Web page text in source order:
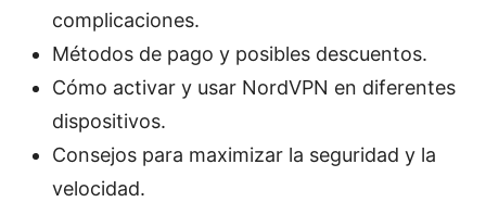
complicaciones.
Métodos de pago y posibles descuentos.
Cómo activar y usar NordVPN en diferentes
dispositivos.
Consejos para maximizar la seguridad y la
velocidad.